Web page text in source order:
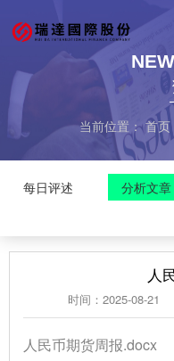
当前位置：首页
每日评述 分析文章
人
时间：2025-08-21
人民币期货周报.docx